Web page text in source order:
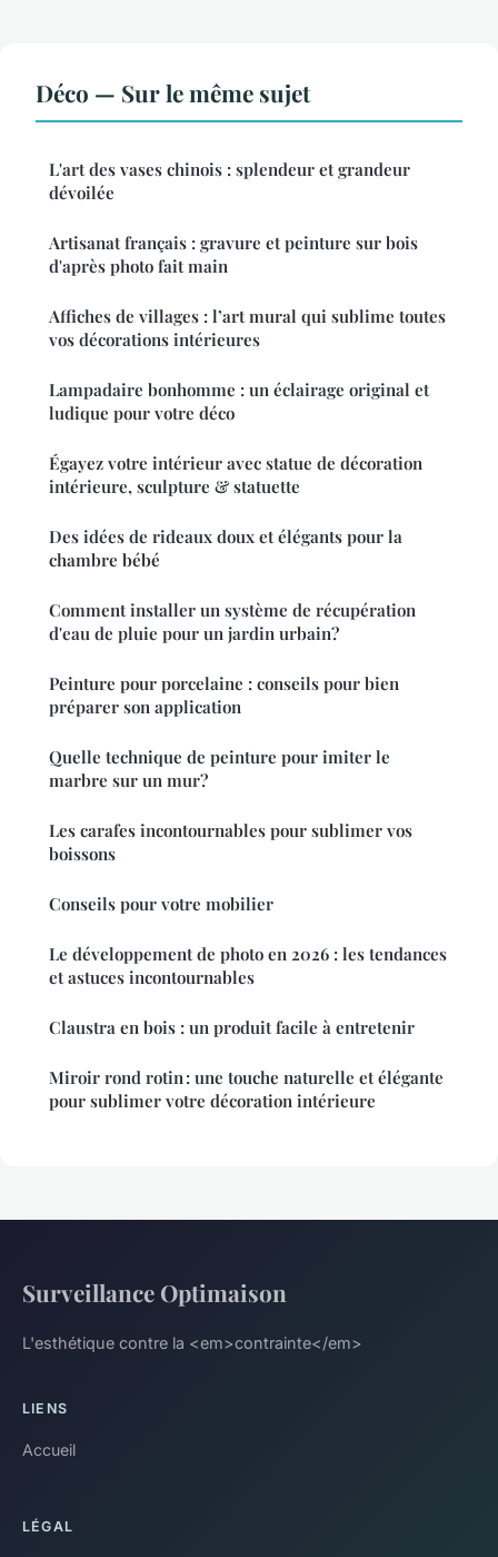
Déco — Sur le même sujet
L'art des vases chinois : splendeur et grandeur
dévoilée
Artisanat français : gravure et peinture sur bois
d'après photo fait main
Affiches de villages : l’art mural qui sublime toutes
vos décorations intérieures
Lampadaire bonhomme : un éclairage original et
ludique pour votre déco
Égayez votre intérieur avec statue de décoration
intérieure, sculpture & statuette
Des idées de rideaux doux et élégants pour la
chambre bébé
Comment installer un système de récupération
d'eau de pluie pour un jardin urbain?
Peinture pour porcelaine : conseils pour bien
préparer son application
Quelle technique de peinture pour imiter le
marbre sur un mur?
Les carafes incontournables pour sublimer vos
boissons
Conseils pour votre mobilier
Le développement de photo en 2026 : les tendances
et astuces incontournables
Claustra en bois : un produit facile à entretenir
Miroir rond rotin : une touche naturelle et élégante
pour sublimer votre décoration intérieure
Surveillance Optimaison
L'esthétique contre la <em>contrainte</em>
LIENS
Accueil
LÉGAL